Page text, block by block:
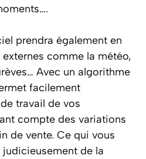
prendra également en
comme la météo,
Avec un algorithme
facilement
travail de vos
compte des variations
de vente. Ce qui vous
de la